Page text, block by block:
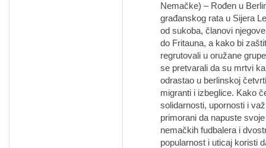
Nemačke) – Rođen u
građanskog rata u Sijera
od sukoba, članovi
do Fritauna, a kako bi
regrutovali u oružane
se pretvarali da su mrtvi
odrastao u berlinskoj
migranti i izbeglice. Kako
solidarnosti, upornosti i
primorani da napuste
nemačkih fudbalera i
popularnost i uticaj koristi